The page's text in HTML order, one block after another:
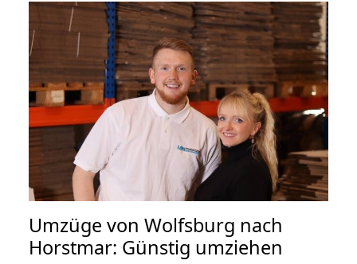
Umzüge von Wolfsburg nach
Horstmar: Günstig umziehen